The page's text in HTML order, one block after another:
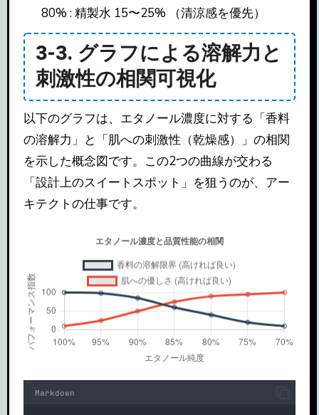
80% : 精製水 15〜25% （清涼感を優先）
3-3. グラフによる溶解力と
刺激性の相関可視化
以下のグラフは、エタノール濃度に対する「香料
の溶解力」と「肌への刺激性（乾燥感）」の相関
を示した概念図です。この2つの曲線が交わる
「設計上のスイートスポット」を狙うのが、アー
キテクトの仕事です。
Markdown